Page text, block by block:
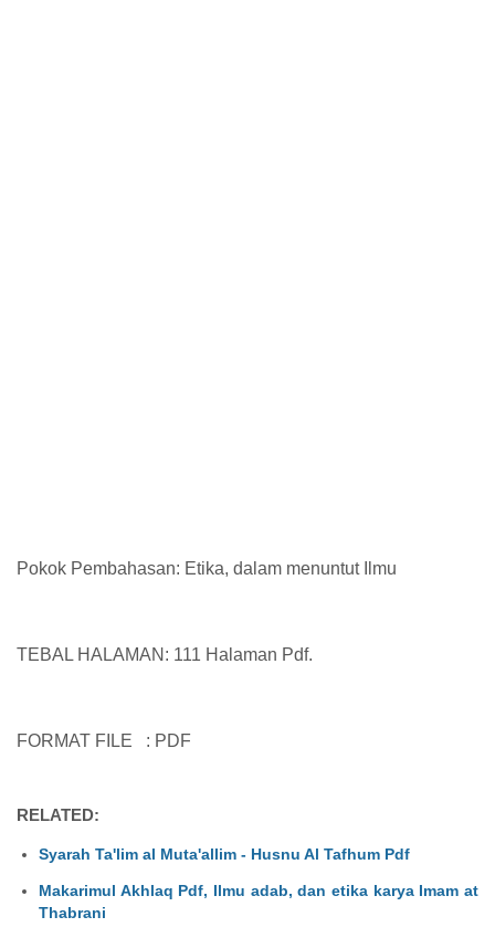
Pokok Pembahasan: Etika, dalam menuntut Ilmu
TEBAL HALAMAN: 111 Halaman Pdf.
FORMAT FILE : PDF
RELATED:
Syarah Ta'lim al Muta'allim - Husnu Al Tafhum Pdf
Makarimul Akhlaq Pdf, Ilmu adab, dan etika karya Imam at
Thabrani